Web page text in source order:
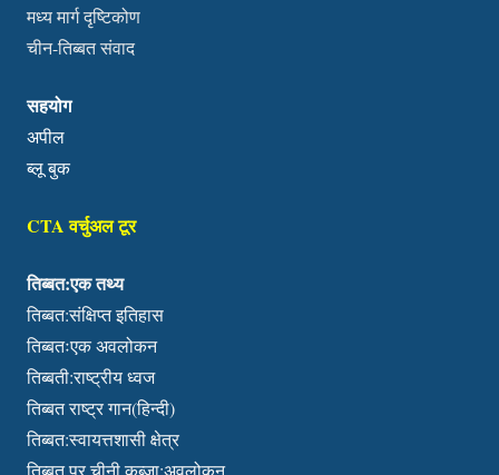
मध्य मार्ग दृष्टिकोण
चीन-तिब्बत संवाद
सहयोग
अपील
ब्लू बुक
CTA वर्चुअल टूर
तिब्बत:एक तथ्य
तिब्बत:संक्षिप्त इतिहास
तिब्बतःएक अवलोकन
तिब्बती:राष्ट्रीय ध्वज
तिब्बत राष्ट्र गान(हिन्दी)
तिब्बत:स्वायत्तशासी क्षेत्र